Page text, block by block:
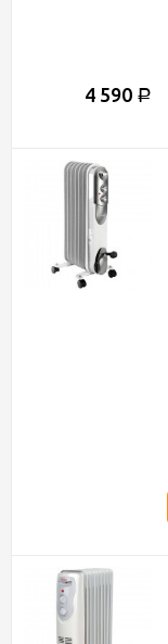
4 590 Р